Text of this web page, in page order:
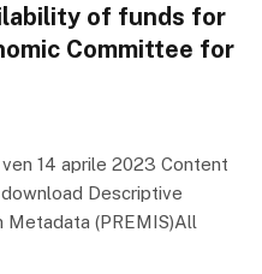
of funds for
Committee for
ven 14 aprile 2023 Content
Descriptive
Metadata (PREMIS)All